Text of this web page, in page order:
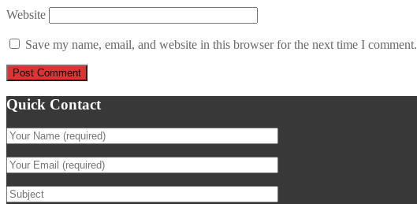
Website
Save my name, email, and website in this browser for the next time I comment.
Quick Contact